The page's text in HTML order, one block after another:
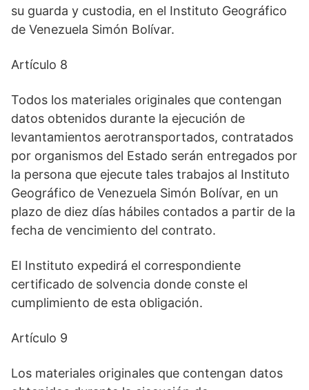
su guarda y custodia, en el Instituto Geográfico
de Venezuela Simón Bolívar.
Artículo 8
Todos los materiales originales que contengan
datos obtenidos durante la ejecución de
levantamientos aerotransportados, contratados
por organismos del Estado serán entregados por
la persona que ejecute tales trabajos al Instituto
Geográfico de Venezuela Simón Bolívar, en un
plazo de diez días hábiles contados a partir de la
fecha de vencimiento del contrato.
El Instituto expedirá el correspondiente
certificado de solvencia donde conste el
cumplimiento de esta obligación.
Artículo 9
Los materiales originales que contengan datos